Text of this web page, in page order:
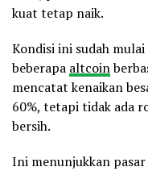
kuat tetap naik.
Kondisi ini sudah
beberapa altcoin
mencatat kenaikan
60%, tetapi tidak ada
bersih.
Ini menunjukkan